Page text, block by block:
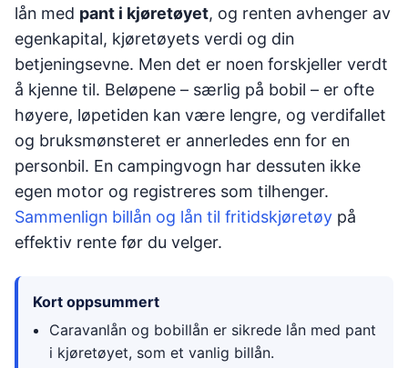
lån med pant i kjøretøyet, og renten avhenger av
egenkapital, kjøretøyets verdi og din
betjeningsevne. Men det er noen forskjeller verdt
å kjenne til. Beløpene – særlig på bobil – er ofte
høyere, løpetiden kan være lengre, og verdifallet
og bruksmønsteret er annerledes enn for en
personbil. En campingvogn har dessuten ikke
egen motor og registreres som tilhenger.
Sammenlign billån og lån til fritidskjøretøy på
effektiv rente før du velger.
Kort oppsummert
Caravanlån og bobillån er sikrede lån med pant
i kjøretøyet, som et vanlig billån.